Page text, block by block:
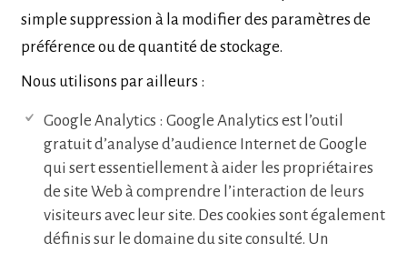
simple suppression à la modifier des paramètres de
préférence ou de quantité de stockage.
Nous utilisons par ailleurs :
Google Analytics : Google Analytics est l’outil
gratuit d’analyse d’audience Internet de Google
qui sert essentiellement à aider les propriétaires
de site Web à comprendre l’interaction de leurs
visiteurs avec leur site. Des cookies sont également
définis sur le domaine du site consulté. Un